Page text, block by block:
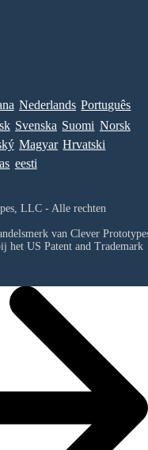
Nederlands Português
Svenska Suomi Norsk
Magyar Hrvatski
eesti
LLC - Alle rechten
van Clever
het US Patent and Trademark